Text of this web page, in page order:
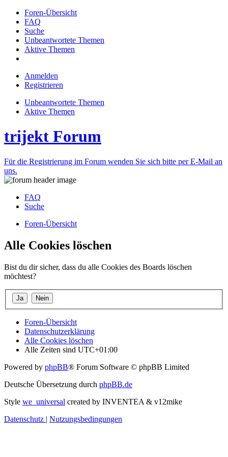
Foren-Übersicht
FAQ
Suche
Unbeantwortete Themen
Aktive Themen
Anmelden
Registrieren
Unbeantwortete Themen
Aktive Themen
trijekt Forum
Für die Registrierung im Forum wenden Sie sich bitte per E-Mail an
uns.
FAQ
Suche
Foren-Übersicht
Alle Cookies löschen
Bist du dir sicher, dass du alle Cookies des Boards löschen
möchtest?
Foren-Übersicht
Datenschutzerklärung
Alle Cookies löschen
Alle Zeiten sind UTC+01:00
Powered by phpBB® Forum Software © phpBB Limited
Deutsche Übersetzung durch phpBB.de
Style we_universal created by INVENTEA & v12mike
Datenschutz | Nutzungsbedingungen